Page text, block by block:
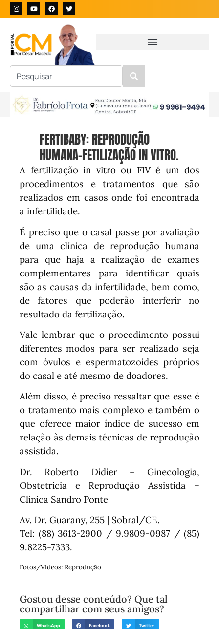
FERTIBABY: REPRODUÇÃO
HUMANA-FETILIZAÇÃO IN VITRO.
A fertilização in vitro ou FIV é um dos
procedimentos e tratamentos que são
realizados em casos onde foi encontrada
a infertilidade.
É preciso que o casal passe por avaliação
de uma clínica de reprodução humana
para que haja a realização de exames
complementares para identificar quais
são as causas da infertilidade, bem como,
de fatores que poderão interferir no
resultado da fertilização.
Vale lembrar que o procedimento possui
diferentes modos para ser realizado seja
com óvulos e espermatozoides próprios
do casal e até mesmo de doadores.
Além disso, é preciso ressaltar que esse é
o tratamento mais complexo e também o
que oferece maior índice de sucesso em
relação às demais técnicas de reprodução
assistida.
Dr. Roberto Didier – Ginecologia,
Obstetrícia e Reprodução Assistida –
Clínica Sandro Ponte
Av. Dr. Guarany, 255 | Sobral/CE.
Tel: (88) 3613-2900 / 9.9809-0987 / (85)
9.8225-7333.
Fotos/Vídeos: Reprodução
Gostou desse conteúdo? Que tal
compartilhar com seus amigos?
WhatsApp Facebook Twitter